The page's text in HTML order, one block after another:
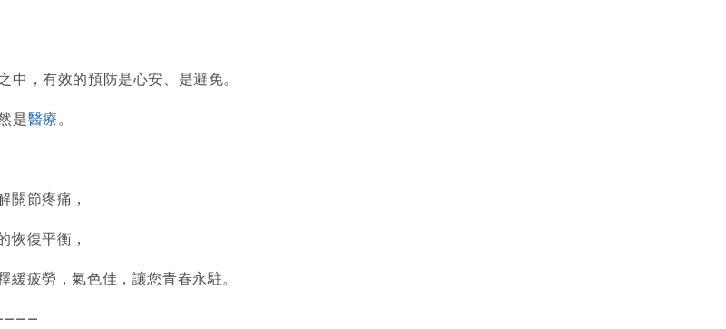
中，有效的預防是心安、是避免。
是醫療。
關節疼痛，
恢復平衡，
疲勞，氣色佳，讓您青春永駐。